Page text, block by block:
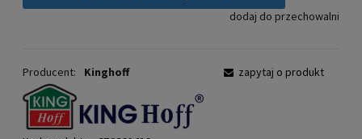
dodaj do przechowalni
Producent: Kinghoff zapytaj o produkt